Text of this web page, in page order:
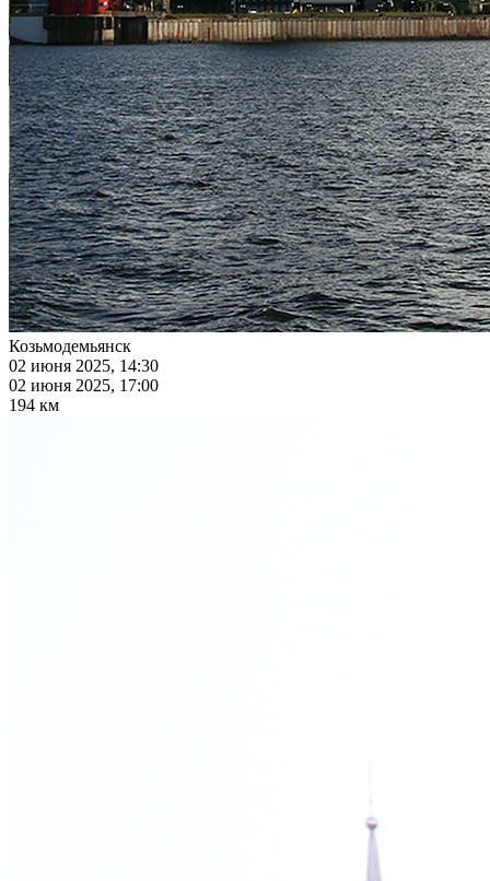
Козьмодемьянск
02 июня 2025, 14:30
02 июня 2025, 17:00
194 км